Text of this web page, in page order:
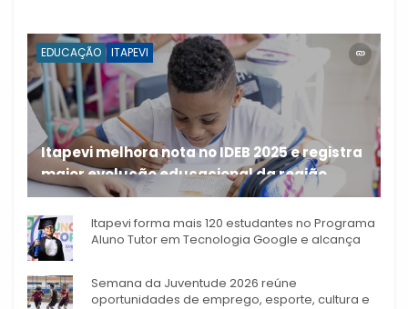
EDUCAÇÃO ITAPEVI
Itapevi melhora nota no IDEB 2025 e registra
maior evolução educacional da região
A rede municipal de ensino
Itapevi forma mais 120 estudantes no Programa
Aluno Tutor em Tecnologia Google e alcança
Semana da Juventude 2026 reúne
oportunidades de emprego, esporte, cultura e